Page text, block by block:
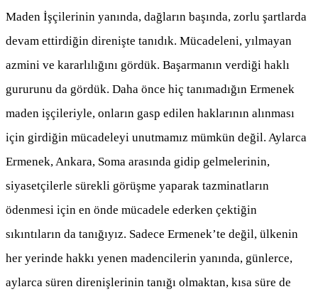
Maden İşçilerinin yanında, dağların başında, zorlu şartlarda
devam ettirdiğin direnişte tanıdık. Mücadeleni, yılmayan
azmini ve kararlılığını gördük. Başarmanın verdiği haklı
gururunu da gördük. Daha önce hiç tanımadığın Ermenek
maden işçileriyle, onların gasp edilen haklarının alınması
için girdiğin mücadeleyi unutmamız mümkün değil. Aylarca
Ermenek, Ankara, Soma arasında gidip gelmelerinin,
siyasetçilerle sürekli görüşme yaparak tazminatların
ödenmesi için en önde mücadele ederken çektiğin
sıkıntıların da tanığıyız. Sadece Ermenek’te değil, ülkenin
her yerinde hakkı yenen madencilerin yanında, günlerce,
aylarca süren direnişlerinin tanığı olmaktan, kısa süre de